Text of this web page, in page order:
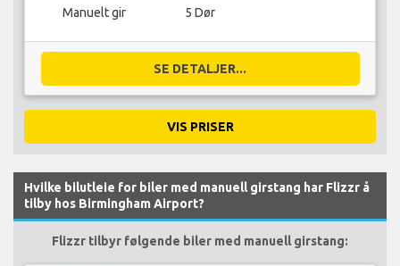
Manuelt gir 5 Dør
SE DETALJER...
VIS PRISER
Hvilke bilutleie for biler med manuell girstang har Flizzr å
tilby hos Birmingham Airport?
Flizzr tilbyr følgende biler med manuell girstang: